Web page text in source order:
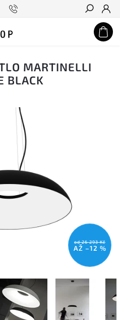
Hledat
MARTINELLI
BLACK
od 26 293 Kč
AŽ –12 %